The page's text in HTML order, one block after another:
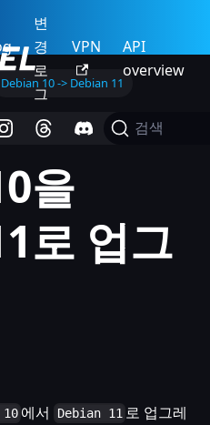
변
경
로
그
VPN
API
overview
검색
Debian 10 -> Debian 11
을
로 업그
10 에서 Debian 11 로 업그레